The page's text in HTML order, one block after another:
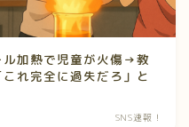
ル加熱で児童が火傷→教
れ完全に過失だろ」と
SNS速報！